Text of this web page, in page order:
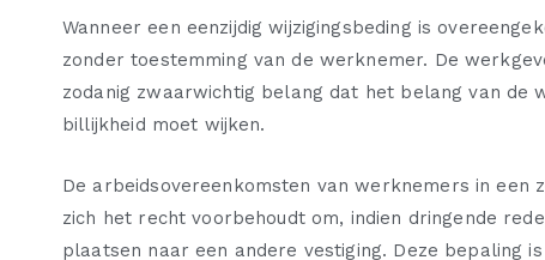
Wanneer een eenzijdig wijzigingsbeding is
zonder toestemming van de werknemer. De
zodanig zwaarwichtig belang dat het belang van de
billijkheid moet wijken.
De arbeidsovereenkomsten van werknemers in
zich het recht voorbehoudt om, indien dringende
plaatsen naar een andere vestiging. Deze bepaling